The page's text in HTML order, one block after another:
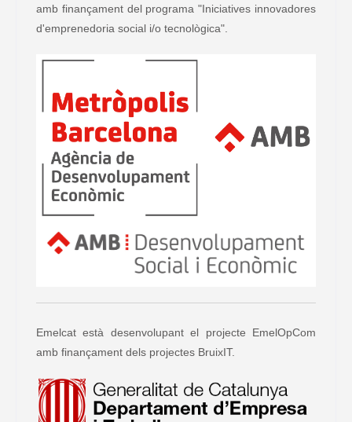
amb finançament del programa "Iniciatives innovadores
d'emprenedoria social i/o tecnològica".
Emelcat està desenvolupant el projecte EmelOpCom
amb finançament dels projectes BruixIT.